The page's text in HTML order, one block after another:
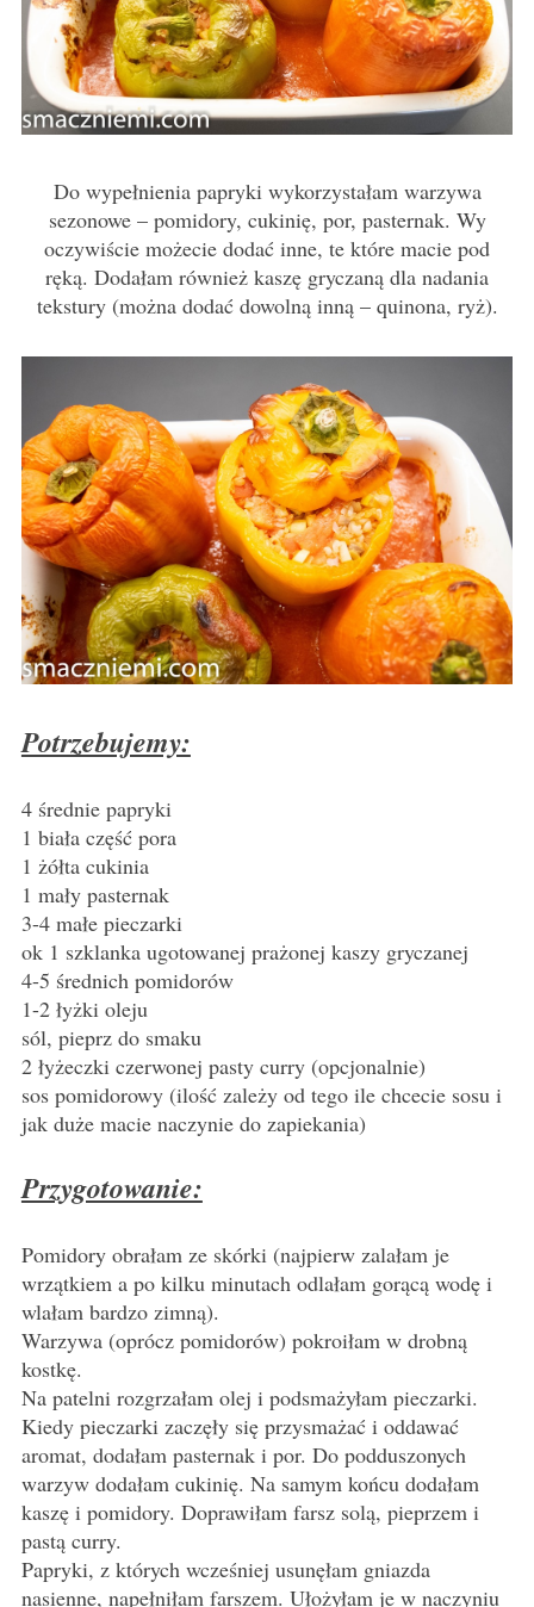
Do wypełnienia papryki wykorzystałam warzywa
sezonowe – pomidory, cukinię, por, pasternak. Wy
oczywiście możecie dodać inne, te które macie pod
ręką. Dodałam również kaszę gryczaną dla nadania
tekstury (można dodać dowolną inną – quinona, ryż).
Potrzebujemy:
4 średnie papryki
1 biała część pora
1 żółta cukinia
1 mały pasternak
3-4 małe pieczarki
ok 1 szklanka ugotowanej prażonej kaszy gryczanej
4-5 średnich pomidorów
1-2 łyżki oleju
sól, pieprz do smaku
2 łyżeczki czerwonej pasty curry (opcjonalnie)
sos pomidorowy (ilość zależy od tego ile chcecie sosu i
jak duże macie naczynie do zapiekania)
Przygotowanie:
Pomidory obrałam ze skórki (najpierw zalałam je
wrzątkiem a po kilku minutach odlałam gorącą wodę i
wlałam bardzo zimną).
Warzywa (oprócz pomidorów) pokroiłam w drobną
kostkę.
Na patelni rozgrzałam olej i podsmażyłam pieczarki.
Kiedy pieczarki zaczęły się przysmażać i oddawać
aromat, dodałam pasternak i por. Do podduszonych
warzyw dodałam cukinię. Na samym końcu dodałam
kaszę i pomidory. Doprawiłam farsz solą, pieprzem i
pastą curry.
Papryki, z których wcześniej usunęłam gniazda
nasienne, napełniłam farszem. Ułożyłam je w naczyniu